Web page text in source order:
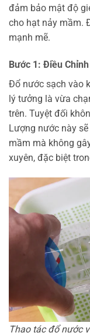
đảm bảo mật độ
cho hạt nảy mầm.
mạnh mẽ.
Bước 1: Điều
Đổ nước sạch vào
lý tưởng là vừa
trên. Tuyệt đối
Lượng nước này
mầm mà không
xuyên, đặc biệt
Thao tác đổ nước